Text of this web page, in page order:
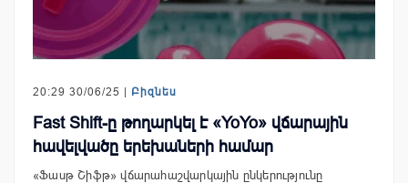
20:29 30/06/25 | Բիզնես
Fast Shift-ը թողարկել է «YoYo» վճարային
հավելվածը երեխաների համար
«Ֆասթ Շիֆթ» վճարահաշվարկային ընկերությունը